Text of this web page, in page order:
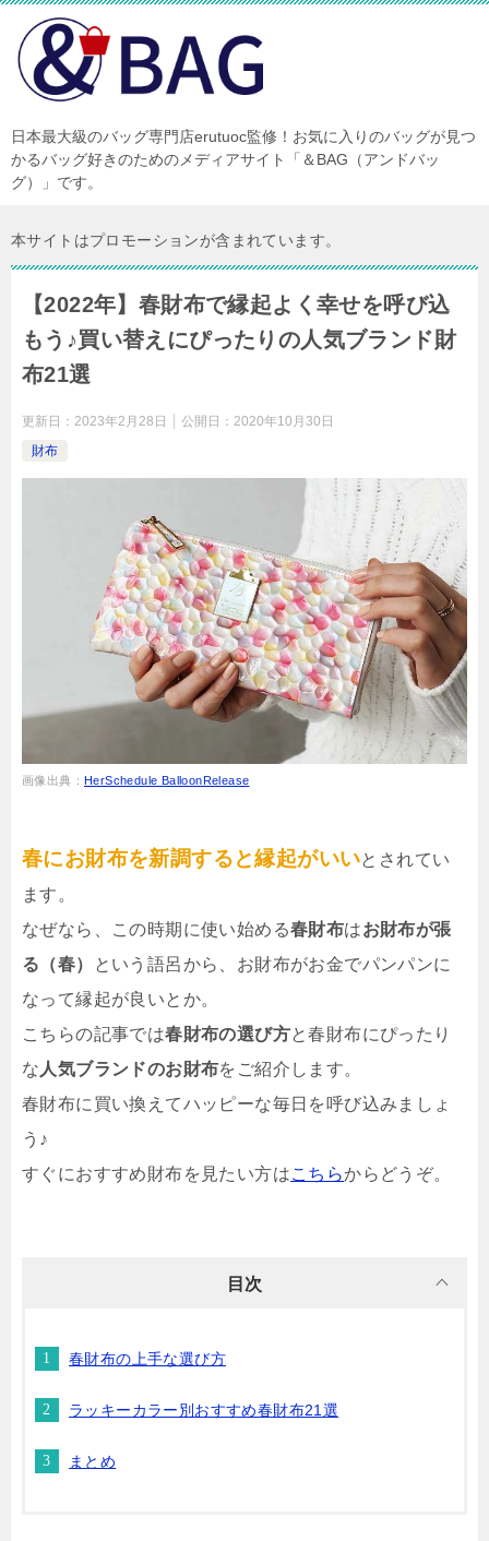
日本最大級のバッグ専門店erutuoc監修！お気に入りのバッグが見つ
かるバッグ好きのためのメディアサイト「＆BAG（アンドバッ
グ）」です。
本サイトはプロモーションが含まれています。
【2022年】春財布で縁起よく幸せを呼び込
もう♪買い替えにぴったりの人気ブランド財
布21選
更新日： 2023年2月28日 公開日： 2020年10月30日
財布
画像出典： HerSchedule BalloonRelease
春にお財布を新調すると縁起がいいとされてい
ます。
なぜなら、この時期に使い始める春財布はお財布が張
る（春）
という語呂から、お財布がお金でパンパンに
なって縁起が良いとか。
こちらの記事では春財布の選び方と春財布にぴったり
な 人気ブランドのお財布をご紹介します。
春財布に買い換えてハッピーな毎日を呼び込みましょ
う♪
すぐにおすすめ財布を見たい方はこちらからどうぞ。
目次
春財布の上手な選び方
ラッキーカラー別おすすめ春財布21選
まとめ